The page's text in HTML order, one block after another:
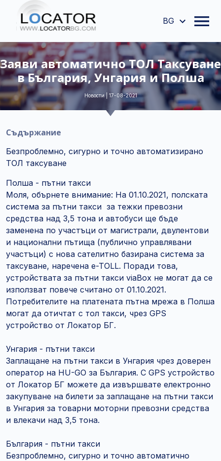
BG
Заяви автоматично ТОЛ Таксуване
в България, Унгария и Полша
Новости | 17-08-2021
Съдържание
Безпроблемно, сигурно и точно автоматизирано
ТОЛ таксуване
Полша - пътни такси
Моля, обърнете внимание: На 01.10.2021, полската
система за пътни такси за тежки превозни
средства над 3,5 тона и автобуси ще бъде
заменена по участъци от магистрали, двулентови
и национални пътища (публично управлявани
участъци) с нова сателитно базирана система за
таксуване, наречена e-TOLL. Поради това,
устройствата за пътни такси viaBox не могат да се
използват повече считано от 01.10.2021.
Потребителите на платената пътна мрежа в Полша
могат да отичтат с тол такси, чрез GPS
устройство от Локатор БГ.
Унгария - пътни такси
Заплащане на пътни такси в Унгария чрез доверен
оператор на HU-GO за България. С GPS устройство
от Локатор БГ можете да извършвате електронно
закупуване на билети за заплащане на пътни такси
в Унгария за товарни моторни превозни средства
и влекачи над 3,5 тона.
България - пътни такси
Безпроблемно, сигурно и точно автоматично